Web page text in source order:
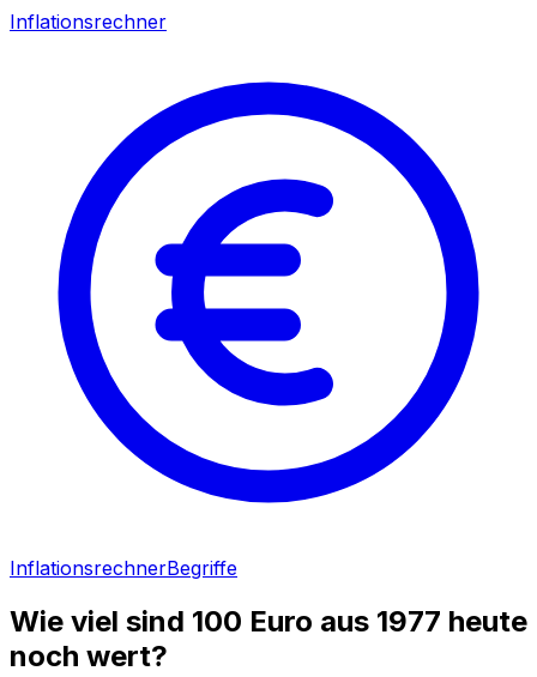
Inflationsrechner
InflationsrechnerBegriffe
Wie viel sind 100 Euro aus 1977 heute
noch wert?